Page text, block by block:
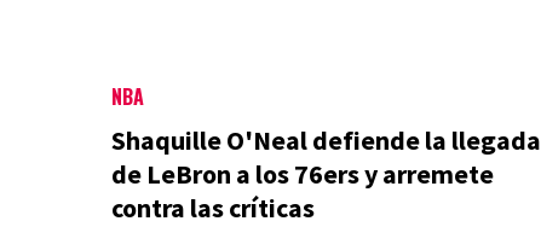
NBA
Shaquille O'Neal defiende la llegada
de LeBron a los 76ers y arremete
contra las críticas